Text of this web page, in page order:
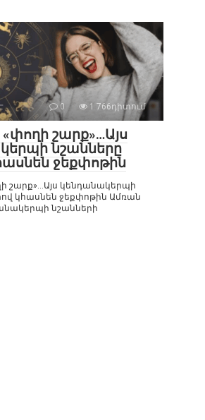
0 1 766դիտում
«փողի շարք»…Այս
նշանները
ջեքփոթին
շարք»…Այս կենդանակերպի
կհասնեն ջեքփոթին Ամռան
նշանների